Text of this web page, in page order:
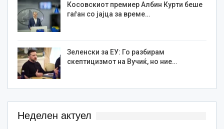
Косовскиот премиер Албин Курти беше
гаѓан со јајца за време…
Зеленски за ЕУ: Го разбирам
скептицизмот на Вучиќ, но ние…
Неделен актуел